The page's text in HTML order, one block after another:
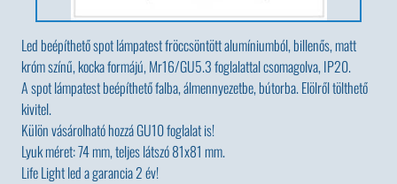
Led beépíthető spot lámpatest fröccsöntött alumíniumból, billenős, matt
króm színű, kocka formájú, Mr16/GU5.3 foglalattal csomagolva, IP20.
A spot lámpatest beépíthető falba, álmennyezetbe, bútorba. Elölről tölthető
kivitel.
Külön vásárolható hozzá GU10 foglalat is!
Lyuk méret: 74 mm, teljes látszó 81x81 mm.
Life Light led a garancia 2 év!